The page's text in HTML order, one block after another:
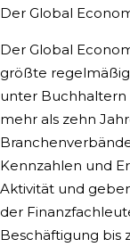
Der Global
Der Global
größte
unter Buchhaltern
mehr als zehn
Kennzahlen und
Aktivität und
der
Beschäftigung bis